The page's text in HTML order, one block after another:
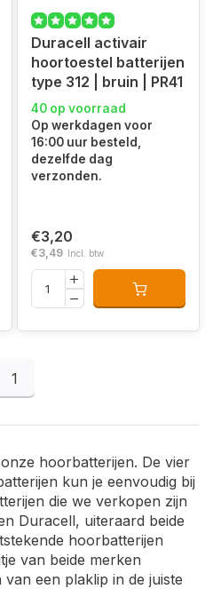
Duracell activair
hoortoestel batterijen
type 312 | bruin | PR41
40 op voorraad
Op werkdagen voor
16:00 uur besteld,
dezelfde dag
verzonden.
€3,20
€3,49 Incl. btw
1
hoorbatterijen. De vier
kun je eenvoudig bij
die we verkopen zijn
Duracell, uiteraard beide
hoorbatterijen
van beide merken
een plaklip in de juiste